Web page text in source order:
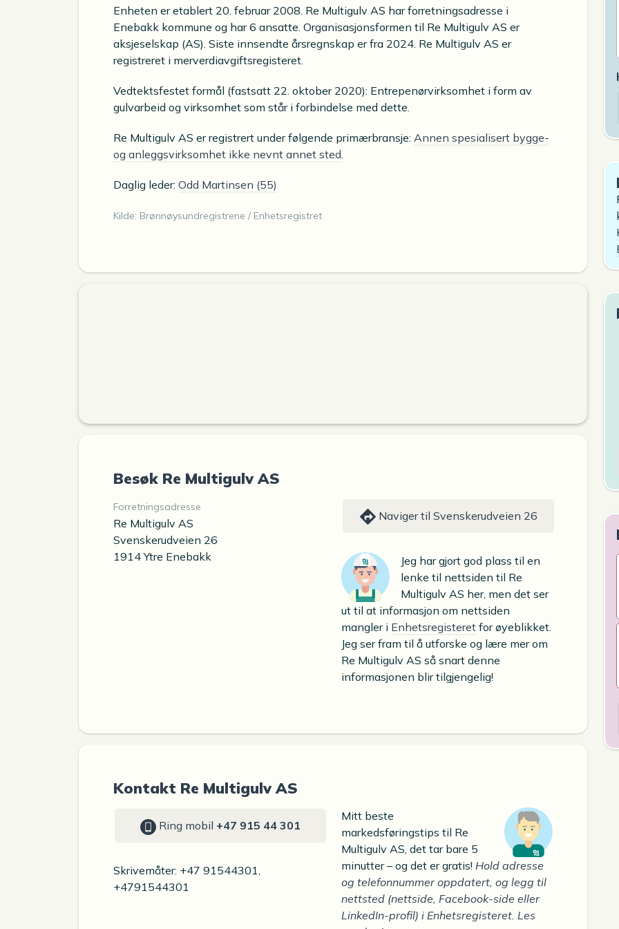
Enheten er etablert 20. februar 2008. Re Multigulv AS har forretningsadresse i
Enebakk kommune og har 6 ansatte. Organisasjonsformen til Re Multigulv AS er
aksjeselskap (AS). Siste innsendte årsregnskap er fra 2024. Re Multigulv AS er
registreret i merverdiavgiftsregisteret.
Vedtektsfestet formål (fastsatt 22. oktober 2020): Entrepenørvirksomhet i form av
gulvarbeid og virksomhet som står i forbindelse med dette.
Re Multigulv AS er registrert under følgende primærbransje: Annen spesialisert bygge-
og anleggsvirksomhet ikke nevnt annet sted
Daglig leder: Odd Martinsen (55)
Kilde: Brønnøysundregistrene / Enhetsregistret
Besøk Re Multigulv AS
Forretningsadresse
Re Multigulv AS
Svenskerudveien 26
1914 Ytre Enebakk
Naviger til Svenskerudveien 26
Jeg har gjort god plass til en
lenke til nettsiden til Re
Multigulv AS her, men det ser
ut til at informasjon om nettsiden
mangler i Enhetsregisteret for øyeblikket.
Jeg ser fram til å utforske og lære mer om
Re Multigulv AS så snart denne
informasjonen blir tilgjengelig!
Kontakt Re Multigulv AS
Ring mobil +47 915 44 301
Skrivemåter: +47 91544301,
+4791544301
Mitt beste
markedsføringstips til Re
Multigulv AS, det tar bare 5
minutter – og det er gratis! Hold adresse
og telefonnummer oppdatert, og legg til
nettsted (nettside, Facebook-side eller
LinkedIn-profil) i Enhetsregisteret. Les